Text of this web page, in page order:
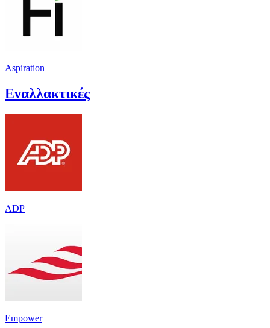
Aspiration
Εναλλακτικές
ADP
Empower